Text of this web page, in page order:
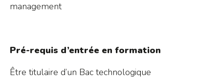
management
Pré-requis d’entrée en formation
Être titulaire d’un Bac technologique